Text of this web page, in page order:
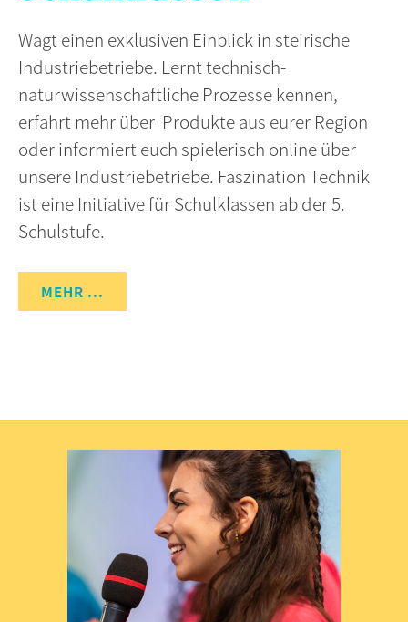
Wagt einen exklusiven Einblick in steirische
Industriebetriebe. Lernt technisch-
naturwissenschaftliche Prozesse kennen,
erfahrt mehr über Produkte aus eurer Region
oder informiert euch spielerisch online über
unsere Industriebetriebe. Faszination Technik
ist eine Initiative für Schulklassen ab der 5.
Schulstufe.
MEHR ...